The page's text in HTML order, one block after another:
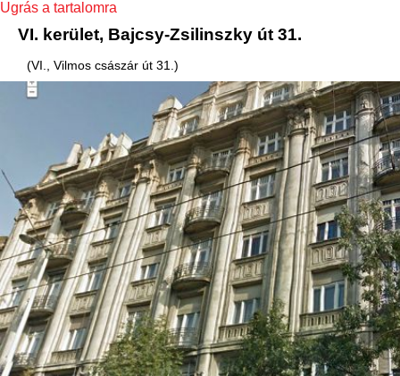
Ugrás a tartalomra
VI. kerület, Bajcsy-Zsilinszky út 31.
(VI., Vilmos császár út 31.)